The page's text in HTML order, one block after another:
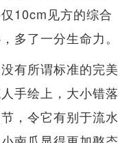
10cm见方的综合
多了一分生命力。
有所谓标准的完美
手绘上，大小错落
，令它有别于流水